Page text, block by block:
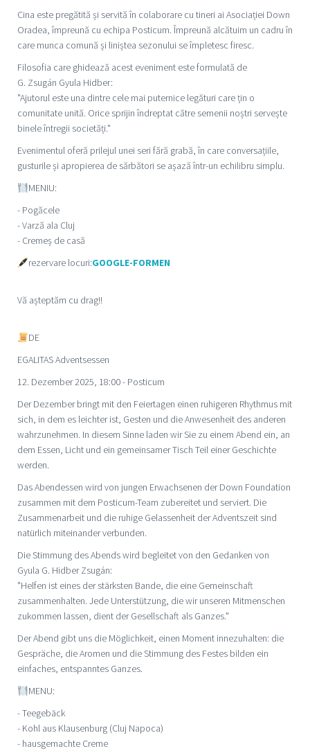
Cina este pregătită și servită în colaborare cu tineri ai Asociației Down
Oradea, împreună cu echipa Posticum. Împreună alcătuim un cadru în
care munca comună și liniștea sezonului se împletesc firesc.
Filosofia care ghidează acest eveniment este formulată de
G. Zsugán Gyula Hidber:
"Ajutorul este una dintre cele mai puternice legături care țin o
comunitate unită. Orice sprijin îndreptat către semenii noștri servește
binele întregii societăți."
Evenimentul oferă prilejul unei seri fără grabă, în care conversațiile,
gusturile și apropierea de sărbători se așază într-un echilibru simplu.
MENIU:
- Pogăcele
- Varză ala Cluj
- Cremeș de casă
rezervare locuri:GOOGLE-FORMEN
Vă așteptăm cu drag!!
DE
EGALITAS Adventsessen
12. Dezember 2025, 18:00 - Posticum
Der Dezember bringt mit den Feiertagen einen ruhigeren Rhythmus mit
sich, in dem es leichter ist, Gesten und die Anwesenheit des anderen
wahrzunehmen. In diesem Sinne laden wir Sie zu einem Abend ein, an
dem Essen, Licht und ein gemeinsamer Tisch Teil einer Geschichte
werden.
Das Abendessen wird von jungen Erwachsenen der Down Foundation
zusammen mit dem Posticum-Team zubereitet und serviert. Die
Zusammenarbeit und die ruhige Gelassenheit der Adventszeit sind
natürlich miteinander verbunden.
Die Stimmung des Abends wird begleitet von den Gedanken von
Gyula G. Hidber Zsugán:
"Helfen ist eines der stärksten Bande, die eine Gemeinschaft
zusammenhalten. Jede Unterstützung, die wir unseren Mitmenschen
zukommen lassen, dient der Gesellschaft als Ganzes."
Der Abend gibt uns die Möglichkeit, einen Moment innezuhalten: die
Gespräche, die Aromen und die Stimmung des Festes bilden ein
einfaches, entspanntes Ganzes.
MENU:
- Teegebäck
- Kohl aus Klausenburg (Cluj Napoca)
- hausgemachte Creme